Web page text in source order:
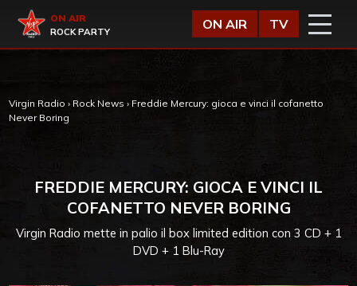
Virgin Radio
ON AIR
ROCK PARTY
ON AIR TV
Virgin Radio › Rock News › Freddie Mercury: gioca e vinci il cofanetto
Never Boring
FREDDIE MERCURY: GIOCA E VINCI IL
COFANETTO NEVER BORING
Virgin Radio mette in palio il box limited edition con 3 CD + 1
DVD + 1 Blu-Ray